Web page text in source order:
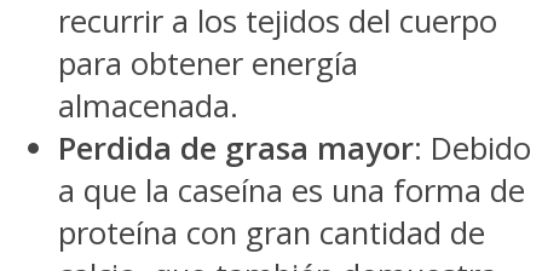
recurrir a los tejidos del cuerpo
para obtener energía
almacenada.
Perdida de grasa mayor: Debido
a que la caseína es una forma de
proteína con gran cantidad de